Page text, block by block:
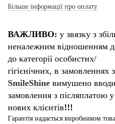
Більше інформації про оплату
ВАЖЛИВО: у звязку з
неналежним відношенням
до категорії особистих/
гігієнічних, в
SmileShine вимушено
замовлення з післяплатою у
нових клієнтів!!!
Гарантія надається виробником